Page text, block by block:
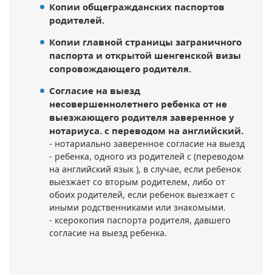
Копии общегражданских паспортов
родителей.
Копии главной страницы заграничного
паспорта и открытой шенгенской визы
сопровождающего родителя.
Согласие на выезд
несовершеннолетнего ребенка от не
выезжающего родителя заверенное у
нотариуса. с переводом на английский.
- нотариально заверенное согласие на выезд
- ребенка, одного из родителей с (переводом
на английский язык ), в случае, если ребенок
выезжает со вторым родителем, либо от
обоих родителей, если ребенок выезжает с
иными родственниками или знакомыми.
- ксерокопия паспорта родителя, давшего
согласие на выезд ребенка.